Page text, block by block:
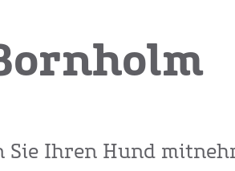
Sie Ihren Hund